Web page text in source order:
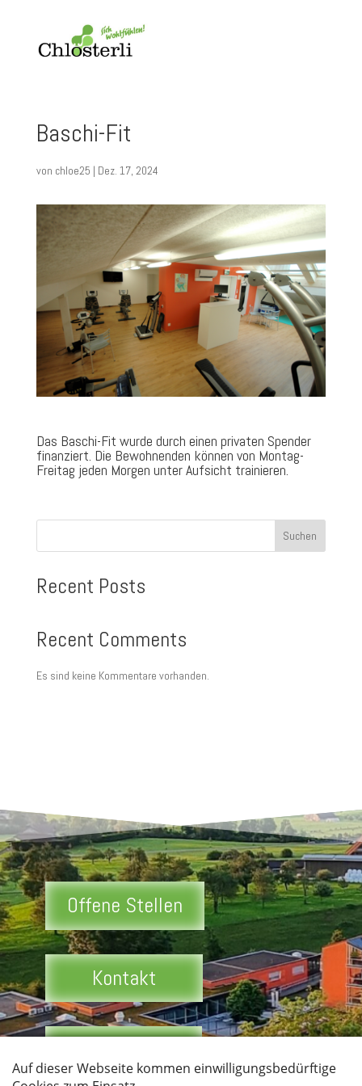
Baschi-Fit
von chloe25 | Dez. 17, 2024
Das Baschi-Fit wurde durch einen privaten Spender
finanziert. Die Bewohnenden können von Montag-
Freitag jeden Morgen unter Aufsicht trainieren.
Suchen
Recent Posts
Recent Comments
Es sind keine Kommentare vorhanden.
Offene Stellen
Kontakt